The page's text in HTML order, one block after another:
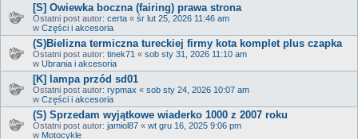
[S] Owiewka boczna (fairing) prawa strona
Ostatni post autor: certa « śr lut 25, 2026 11:46 am
w Części i akcesoria
(S)Bielizna termiczna tureckiej firmy kota komplet plus czapka
Ostatni post autor: tinek71 « sob sty 31, 2026 11:10 am
w Ubrania i akcesoria
[K] lampa przód sd01
Ostatni post autor: rypmax « sob sty 24, 2026 10:07 am
w Części i akcesoria
(S) Sprzedam wyjątkowe wiaderko 1000 z 2007 roku
Ostatni post autor: jamiol87 « wt gru 16, 2025 9:06 pm
w Motocykle